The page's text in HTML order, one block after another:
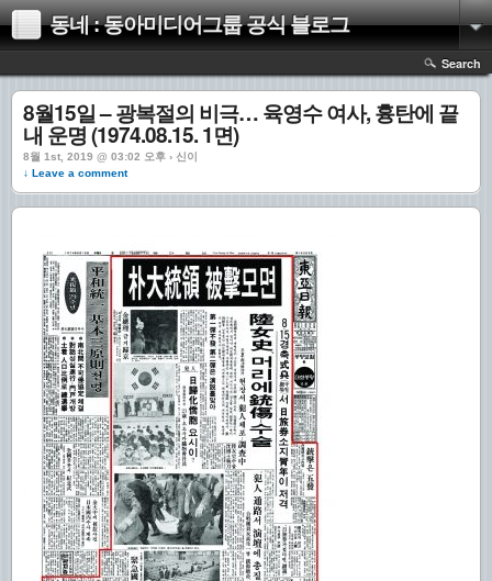
동네 : 동아미디어그룹 공식 블로그
Search
8월15일 – 광복절의 비극… 육영수 여사, 흉탄에 끝
내 운명 (1974.08.15. 1면)
8월 1st, 2019 @ 03:02 오후 › 신이
↓ Leave a comment